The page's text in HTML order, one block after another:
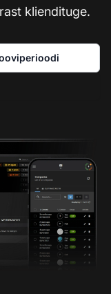
kliendituge.